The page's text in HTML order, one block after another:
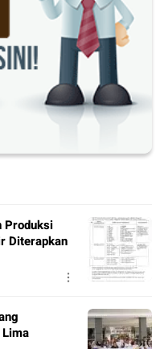
Produksi
Diterapkan
Lima